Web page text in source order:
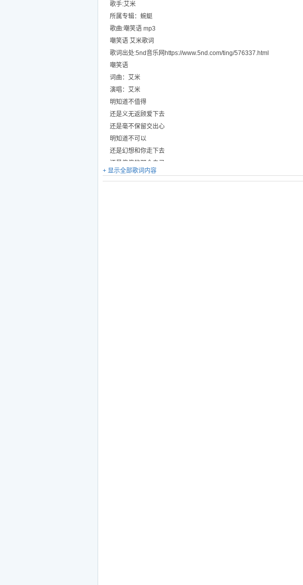
歌手:艾米
所属专辑：蜿蜓
歌曲:嘲笑语 mp3
嘲笑语 艾米歌词
歌词出处:5nd音乐网https://www.5nd.com/ting/576337.html
嘲笑语
词曲：艾米
演唱：艾米
明知道不值得
还是义无返顾爱下去
还是毫不保留交出心
明知道不可以
还是幻想和你走下去
还是傻傻的那个自己
荒芜了爱
+ 显示全部歌词内容